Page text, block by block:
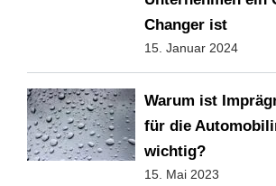
Changer ist
15. Januar 2024
Warum ist
für die
wichtig?
15. Mai 2023